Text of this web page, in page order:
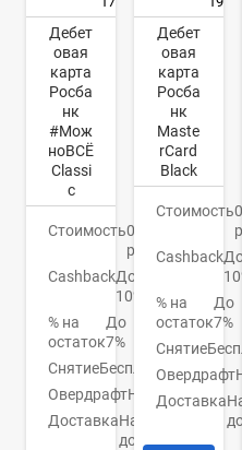
Дебет
овая
карта
Росба
нк
#Мож
ноВСЁ
Classi
c
Стоимость0
руб.
CashbackДо
10%
% на
остаток
До
7%
СнятиеБесплатно
ОвердрафтНет
ДоставкаНа
дом
Дебет
овая
карта
Росба
нк
Maste
rCard
Black
Стоимость0
CashbackДо
10%
% на
остаток
До
7%
Снятие
Овердрафт
ДоставкаНа